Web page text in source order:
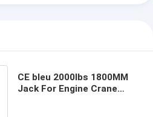
CE bleu 2000lbs 1800MM
Jack For Engine Crane